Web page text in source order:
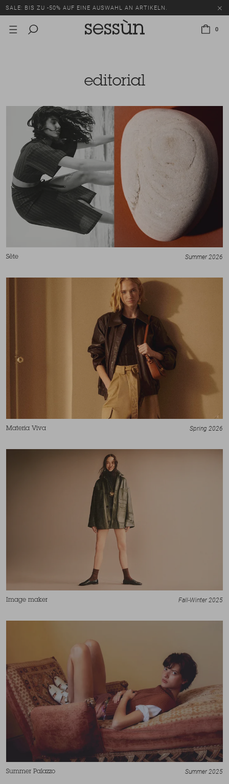
SALE: BIS ZU -50% AUF EINE AUSWAHL AN ARTIKELN.
0
editorial
Sète Summer 2026
Materia Viva Spring 2026
Image maker Fall-Winter 2025
Summer Palazzo Summer 2025